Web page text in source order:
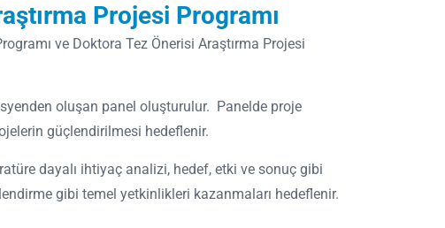
Projesi Programı
ve Doktora Tez Önerisi Araştırma Projesi
oluşan panel oluşturulur. Panelde proje
güçlendirilmesi hedeflenir.
dayalı ihtiyaç analizi, hedef, etki ve sonuç gibi
gibi temel yetkinlikleri kazanmaları hedeflenir.